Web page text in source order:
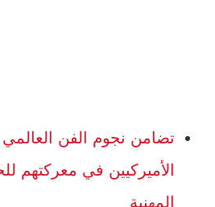
تضامن نجوم الفن العالمي
الأميركيين في معركتهم
المهنية